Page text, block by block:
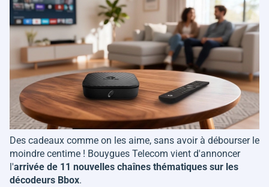
Des cadeaux comme on les aime, sans avoir à débourser le
moindre centime ! Bouygues Telecom vient d'annoncer
l'arrivée de 11 nouvelles chaînes thématiques sur les
décodeurs Bbox.